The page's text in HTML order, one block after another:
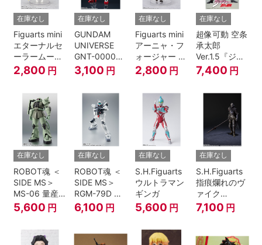
在庫なし
Figuarts mini
エターナルセ
ーラームーン-
Cosmos
edition-『美
ラームーン
Cosmos』
2,800 円
在庫なし
GUNDAM
UNIVERSE
GNT-0000
00 QAN[T]
3,100 円
在庫なし
Figuarts mini
アーニャ・フ
ォージャー -
おでけけこー
で-
2,800 円
在庫なし
超像可動 空条
承太郎
Ver.1.5『ジョ
ジョの奇妙な
冒険 第3部』
7,400 円
在庫なし
ROBOT魂 ＜
SIDE MS＞
MS-06 量産
型ザク ver.
A.N.I.M.E.
5,600 円
在庫なし
ROBOT魂 ＜
SIDE MS＞
RGM-79D ジ
ム寒冷地仕様
ver.
6,100 円
在庫なし
S.H.Figuarts
ウルトラマン
ギンガ
5,600 円
在庫なし
S.H.Figuarts
指痕爛れのヴ
ァイク
『ELDEN
RING』
7,100 円